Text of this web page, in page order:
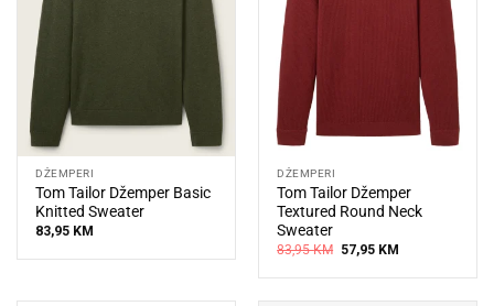
DŽEMPERI
Tom Tailor Džemper Basic
Knitted Sweater
83,95 KM
DŽEMPERI
Tom Tailor Džemper
Textured Round Neck
Sweater
83,95KM Original
was:
57,95 KMCurrent
is: